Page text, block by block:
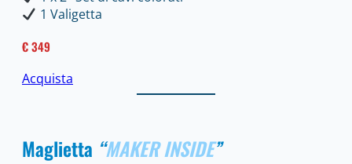
1 Valigetta
€ 349
Acquista
Maglietta “MAKER INSIDE”